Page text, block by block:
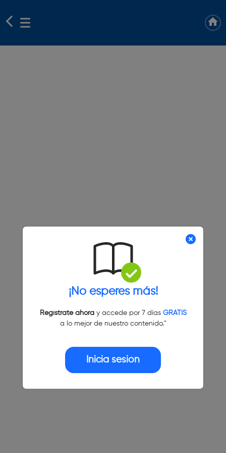
¡No esperes más!
Regístrate ahoray accede por 7 días GRATIS
a lo mejor de nuestro contenido."
Inicia sesión